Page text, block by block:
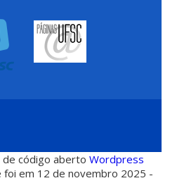
de código abertoWordpress
foi em 12 de novembro 2025 -